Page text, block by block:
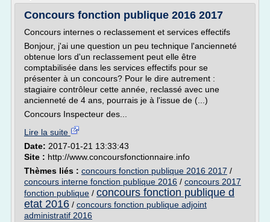
Concours fonction publique 2016 2017
Concours internes o reclassement et services effectifs
Bonjour, j'ai une question un peu technique l'ancienneté
obtenue lors d'un reclassement peut elle être
comptabilisée dans les services effectifs pour se
présenter à un concours? Pour le dire autrement :
stagiaire contrôleur cette année, reclassé avec une
ancienneté de 4 ans, pourrais je à l'issue de (...)
Concours Inspecteur des...
Lire la suite
Date: 2017-01-21 13:33:43
Site : http://www.concoursfonctionnaire.info
Thèmes liés : concours fonction publique 2016 2017 /
concours interne fonction publique 2016 / concours 2017
fonction publique / concours fonction publique d
etat 2016 / concours fonction publique adjoint
administratif 2016